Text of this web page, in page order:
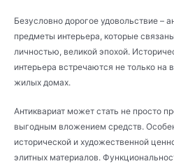
Безусловно дорогое удовольствие –
предметы интерьера, которые
личностью, великой эпохой.
интерьера встречаются не только на
жилых домах.
Антиквариат может стать не просто
выгодным вложением средств.
исторической и художественной
элитных материалов.